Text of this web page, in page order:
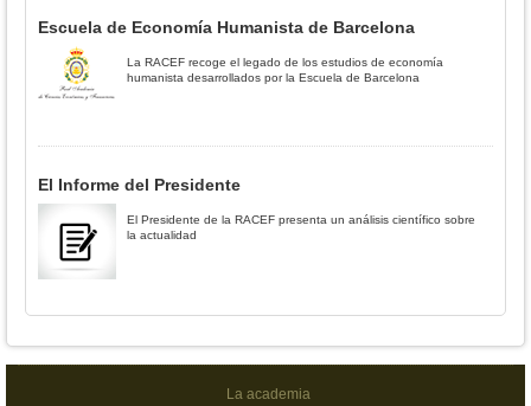
Escuela de Economía Humanista de Barcelona
La RACEF recoge el legado de los estudios de economía
humanista desarrollados por la Escuela de Barcelona
El Informe del Presidente
El Presidente de la RACEF presenta un análisis científico sobre
la actualidad
La academia